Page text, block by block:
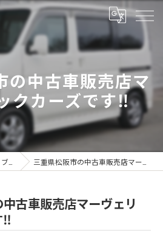
の中古車販売店マ
クカーズです‼️
ブログ 三重県松阪市の中古車販売店マーヴェリックカーズです‼️
古車販売店マーヴェリ
‼️